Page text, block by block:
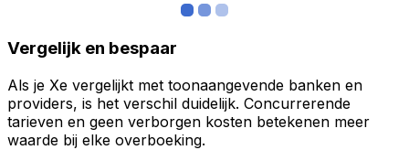
Vergelijk en bespaar
Als je Xe vergelijkt met toonaangevende banken en
providers, is het verschil duidelijk. Concurrerende
tarieven en geen verborgen kosten betekenen meer
waarde bij elke overboeking.